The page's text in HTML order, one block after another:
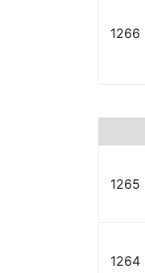
1266
1265
1264